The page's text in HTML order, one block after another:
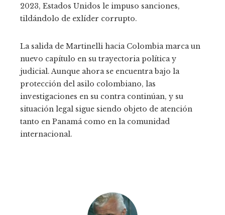
2023, Estados Unidos le impuso sanciones,
tildándolo de exlíder corrupto.
La salida de Martinelli hacia Colombia marca un
nuevo capítulo en su trayectoria política y
judicial. Aunque ahora se encuentra bajo la
protección del asilo colombiano, las
investigaciones en su contra continúan, y su
situación legal sigue siendo objeto de atención
tanto en Panamá como en la comunidad
internacional.